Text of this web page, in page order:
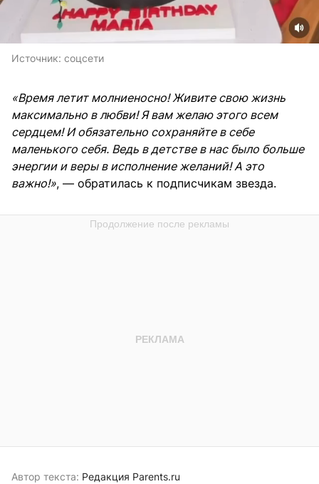
Источник: соцсети
«Время летит молниеносно! Живите свою жизнь
максимально в любви! Я вам желаю этого всем
сердцем! И обязательно сохраняйте в себе
маленького себя. Ведь в детстве в нас было больше
энергии и веры в исполнение желаний! А это
важно!», — обратилась к подписчикам звезда.
Автор текста: Редакция Parents.ru